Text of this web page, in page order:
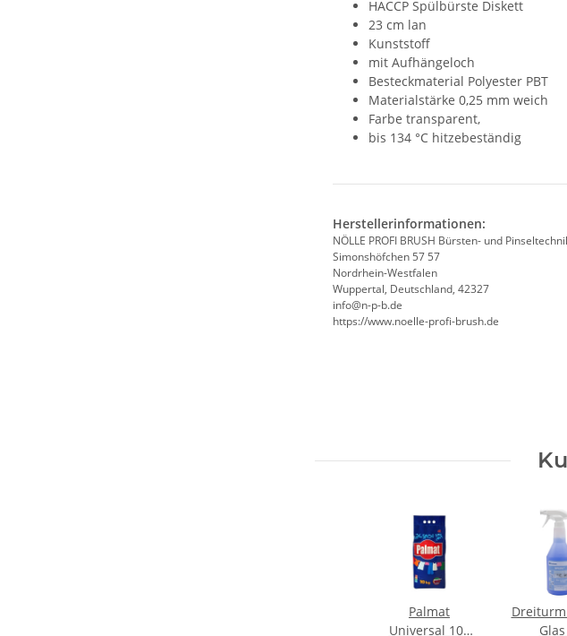
HACCP Spülbürste Diskett
23 cm lan
Kunststoff
mit Aufhängeloch
Besteckmaterial Polyester PBT
Materialstärke 0,25 mm weich
Farbe transparent,
bis 134 °C hitzebeständig
Herstellerinformationen:
NÖLLE PROFI BRUSH Bürsten- und
Simonshöfchen 57 57
Nordrhein-Westfalen
Wuppertal, Deutschland, 42327
info@n-p-b.de
https://www.noelle-profi-brush.de
Palmat
Universal 100